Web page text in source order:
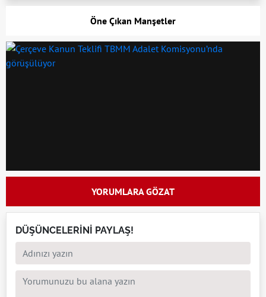
Öne Çıkan Manşetler
YORUMLARA GÖZAT
DÜŞÜNCELERİNİ PAYLAŞ!